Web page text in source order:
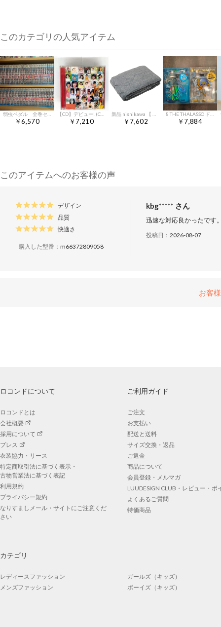
このカテゴリの人気アイテム
￥6,570
【CD】デビュー! (CCCD)
￥7,210 ￥7,602 ￥7,884
このアイテムへのお客様の声
デザイン
品質
快適さ
購入した型番： m66372809058
kbg***** さん
迅速な対応良かったです
投稿日： 2026-08-07
お客
ロコンドについて
ロコンドとは
会社概要
採用について
プレス
衣装協力・リース
特定商取引法に基づく表示・
古物営業法に基づく表記
利用規約
プライバシー規約
なりすましメール・サイトにご注意くだ
さい
ご利用ガイド
ご注文
お支払い
配送と送料
サイズ交換・返品
ご返金
商品について
会員登録・メルマガ
LUUDESIGN CLUB・レビュー・ポ
よくあるご質問
特価商品
カテゴリ
レディースファッション
メンズファッション
ガールズ（キッズ）
ボーイズ（キッズ）